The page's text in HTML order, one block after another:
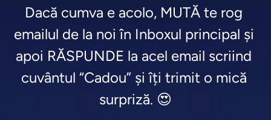
Dacă cumva e acolo, MUTĂ te rog
emailul de la noi în Inboxul principal și
apoi RĂSPUNDE la acel email scriind
cuvântul “Cadou” și îți trimit o mică
surpriză. 😍